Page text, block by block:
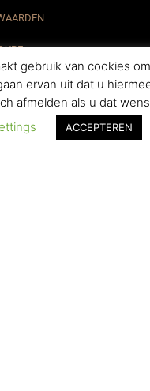
gebruik van cookies
ervan uit dat u
afmelden als u dat
ACCEPTEREN